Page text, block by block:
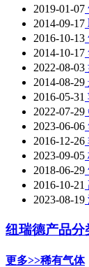
2019-01-07
2014-09-17
2016-10-13
2014-10-17
2022-08-03
2014-08-29
2016-05-31
2022-07-29
2023-06-06
2016-12-26
2023-09-05
2018-06-29
2016-10-21
2023-08-19
纽瑞德产品分
更多>>稀有气体